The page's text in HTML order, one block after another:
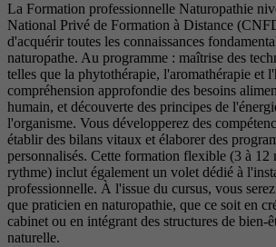
La Formation professionnelle Naturopathie
National Privé de Formation à Distance
d'acquérir toutes les connaissances
naturopathe. Au programme : maîtrise des
telles que la phytothérapie, l'aromathérapie et
compréhension approfondie des besoins
humain, et découverte des principes de
l'organisme. Vous développerez des
établir des bilans vitaux et élaborer des
personnalisés. Cette formation flexible (3 à 12
rythme) inclut également un volet dédié à
professionnelle. À l'issue du cursus, vous
que praticien en naturopathie, que ce soit en
cabinet ou en intégrant des structures de bien-
naturelle.